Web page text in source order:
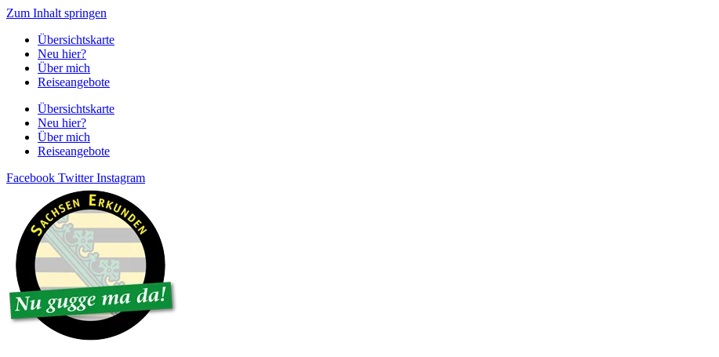
Zum Inhalt springen
Übersichtskarte
Neu hier?
Über mich
Reiseangebote
Übersichtskarte
Neu hier?
Über mich
Reiseangebote
Facebook Twitter Instagram